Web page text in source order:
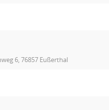
6, 76857 Eußerthal